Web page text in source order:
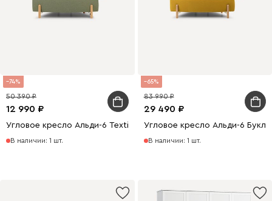
74
12 990
50 390
Угловое кресло Альди-6 Textile Grass
В наличии: 1 шт.
65
29 490
83 990
Угловое кресло Альди-6
В наличии: 1 шт.